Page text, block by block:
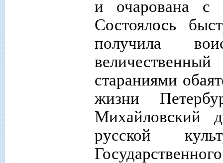
и очарована с
Состоялось
получила
стараниями
жизни
Михайловский
русской